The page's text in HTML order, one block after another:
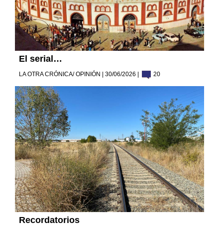
El serial…
LA OTRA CRÓNICA/ OPINIÓN | 30/06/2026 | 20
Recordatorios